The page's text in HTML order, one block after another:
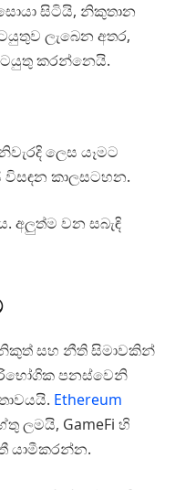
සොයා සිටියි, නිකුතාන
ලැබෙන අතර,
කරන්නෙයි.
ලෙස යෑමට
කාලසටහන.
අලුත්ම වන සබැඳි
සහ නීති සිමාවකින්
පනස්වෙනි
Ethereum
ලමයි, GameFi හි
යාමීකරන්න.